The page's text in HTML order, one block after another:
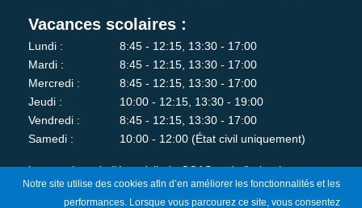
Vacances scolaires :
Lundi :
8:45 - 12:15, 13:30 - 17:00
Mardi :
8:45 - 12:15, 13:30 - 17:00
Mercredi :
8:45 - 12:15, 13:30 - 17:00
Jeudi :
10:00 - 12:15, 13:30 - 19:00
Vendredi :
8:45 - 12:15, 13:30 - 17:00
Samedi :
10:00 - 12:00 (État civil uniquement)
Les services de l'état-civil, du CCAS et de l'urbanisme sont
fermés au public le lundi matin.
Notre site utilise des cookies afin d’en améliorer les fonctionnalités et les
performances. Lorsque vous parcourez ce site, vous consentez